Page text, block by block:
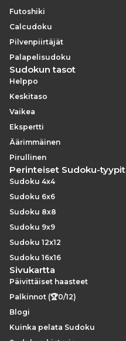
Futoshiki
Calcudoku
Pilvenpiirtäjät
Palapelisudoku
Sudokun tasot
Helppo
Keskitaso
Vaikea
Ekspertti
Äärimmäinen
Pirullinen
Perinteiset Sudoku-tyypit
Sudoku 4x4
Sudoku 6x6
Sudoku 8x8
Sudoku 9x9
Sudoku 12x12
Sudoku 16x16
Sivukartta
Päivittäiset haasteet
Palkinnot (🏆0/12)
Blogi
Kuinka pelata Sudoku